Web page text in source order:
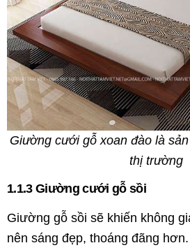
Giường cưới gỗ xoan đào là
thị trường
1.1.3 Giường cưới gỗ sồi
Giường gỗ sồi sẽ khiến không
nên sáng đẹp, thoáng đãng